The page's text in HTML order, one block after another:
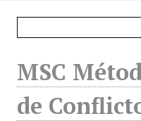
MSC
de